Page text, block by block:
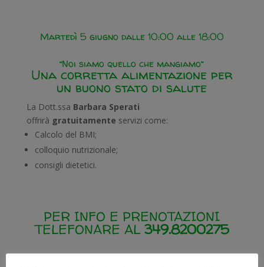
Martedì 5 giugno dalle 10:00 alle 18:00
“Noi siamo quello che mangiamo”
Una corretta alimentazione per
un buono stato di salute
La Dott.ssa Barbara Sperati
offrirà gratuitamente servizi come:
Calcolo del BMI;
colloquio nutrizionale;
consigli dietetici.
PER INFO E PRENOTAZIONI
TELEFONARE AL 349.8200275